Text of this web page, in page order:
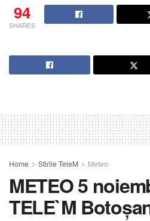
94
SHARES
Home Stirile TeleM Meteo
METEO 5
TELE`M